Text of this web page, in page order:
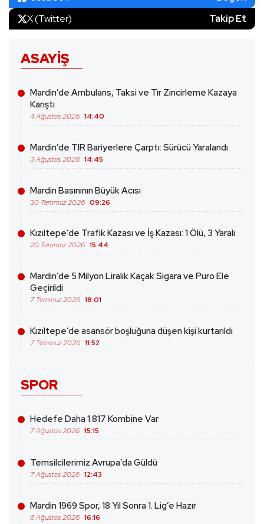
X (Twitter)
Takip Et
ASAYIŞ
Mardin’de Ambulans, Taksi ve Tır Zincirleme Kazaya
Karıştı
4 Ağustos 2026 14:40
Mardin’de TIR Bariyerlere Çarptı: Sürücü Yaralandı
3 Ağustos 2026 14:45
Mardin Basınının Büyük Acısı
30 Temmuz 2026 09:26
Kızıltepe’de Trafik Kazası ve İş Kazası: 1 Ölü, 3 Yaralı
20 Temmuz 2026 15:44
Mardin’de 5 Milyon Liralık Kaçak Sigara ve Puro Ele
Geçirildi
7 Temmuz 2026 18:01
Kızıltepe’de asansör boşluğuna düşen kişi kurtarıldı
7 Temmuz 2026 11:52
SPOR
Hedefe Daha 1.817 Kombine Var
7 Ağustos 2026 15:15
Temsilcilerimiz Avrupa’da Güldü
7 Ağustos 2026 12:43
Mardin 1969 Spor, 18 Yıl Sonra 1. Lig’e Hazır
6 Ağustos 2026 16:16